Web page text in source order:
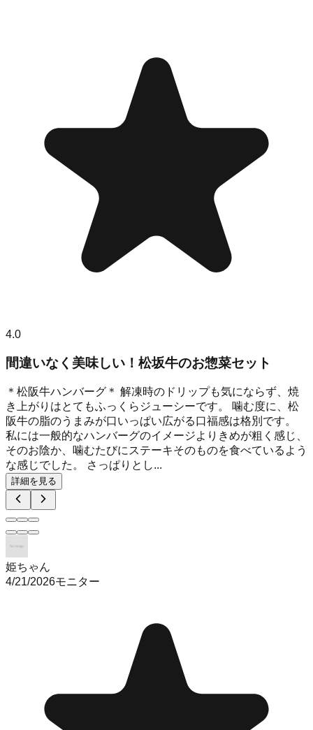
4.0
間違いなく美味しい！松坂牛のお惣菜セット
＊松阪牛ハンバーグ＊ 解凍時のドリップも気にならず、焼
き上がりはとてもふっくらジューシーです。 噛む度に、松
阪牛の脂のうまみが口いっぱい広がる口福感は格別です。
私には一般的なハンバーグのイメージよりきめが粗く感じ、
そのお陰か、噛むたびにステーキそのものを食べているよう
な感じでした。 さっぱりとし...
詳細を見る
姫ちゃん
4/21/2026モニター